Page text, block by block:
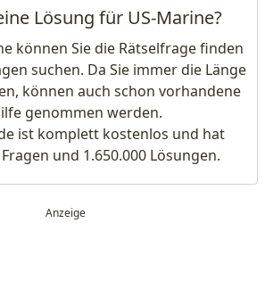
Lösung für US-Marine?
können Sie die Rätselfrage finden
suchen. Da Sie immer die Länge
können auch schon vorhandene
genommen werden.
ist komplett kostenlos und hat
und 1.650.000 Lösungen.